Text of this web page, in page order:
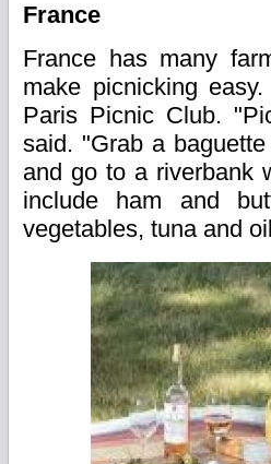
France
France has many
make picnicking
Paris Picnic Club.
said. "Grab a
and go to a riverbank
include ham and
vegetables, tuna and